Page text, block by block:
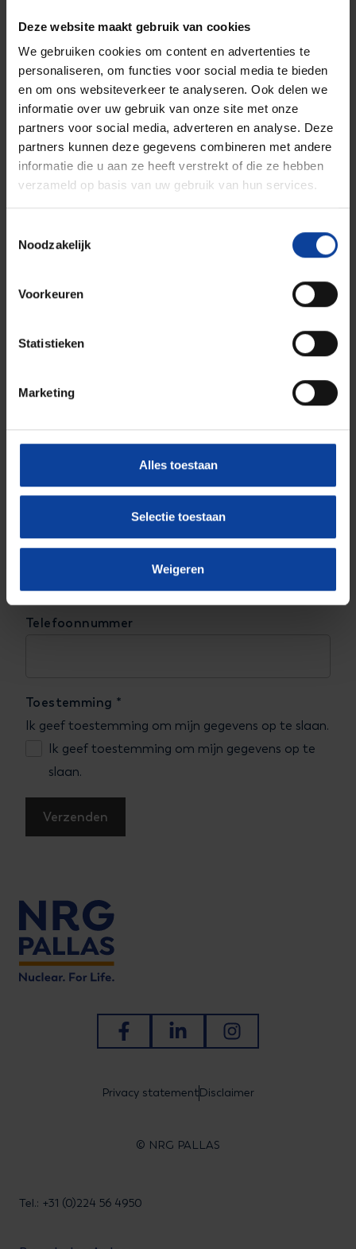
Deze website maakt gebruik van cookies
We gebruiken cookies om content en advertenties te
personaliseren, om functies voor social media te bieden
en om ons websiteverkeer te analyseren. Ook delen we
informatie over uw gebruik van onze site met onze
partners voor social media, adverteren en analyse. Deze
partners kunnen deze gegevens combineren met andere
informatie die u aan ze heeft verstrekt of die ze hebben
verzameld op basis van uw gebruik van hun services.
Noodzakelijk
Voorkeuren
Statistieken
Marketing
Alles toestaan
Selectie toestaan
Weigeren
Wilt u meer weten?
Wilt u meer weten over medische isotopen en hoe
FIELD-LAB u zou kunnen helpen? Neem dan contact
met ons op!
Voornaam *
Emailadres
Bericht*
Telefoonnummer
Toestemming *
Ik geef toestemming om mijn gegevens op te slaan.
Ik geef toestemming om mijn gegevens op te
slaan.
Ga naar Facebook
Ga naar LinkedInGa naar Instagram
Privacy statementDisclaimer
© NRG PALLAS
Tel.: +31 (0)224 56 4950